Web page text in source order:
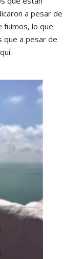
a pesar de
fuimos, lo que
que a pesar de